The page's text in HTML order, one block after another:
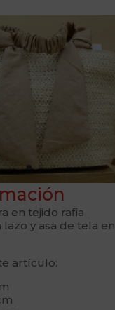
en tejido rafia
y asa de tela en
artículo: